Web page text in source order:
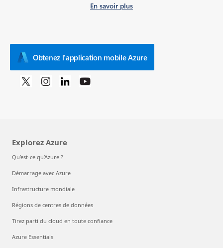
En savoir plus
Obtenez l'application mobile Azure
Explorez Azure
Qu’est-ce qu’Azure ?
Démarrage avec Azure
Infrastructure mondiale
Régions de centres de données
Tirez parti du cloud en toute confiance
Azure Essentials